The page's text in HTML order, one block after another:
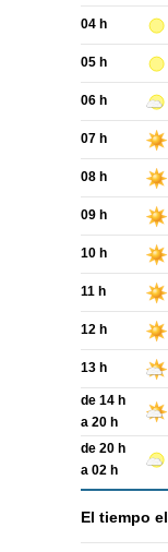
04 h
05 h
06 h
07 h
08 h
09 h
10 h
11 h
12 h
13 h
de 14 h
a 20 h
de 20 h
a 02 h
El tiempo el